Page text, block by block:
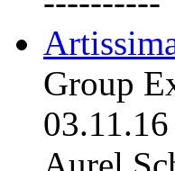
Group
03.11.16